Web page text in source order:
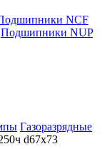
NCF
Подшипники NUP
Газоразрядные
d67x73